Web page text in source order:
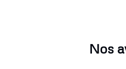
Nos